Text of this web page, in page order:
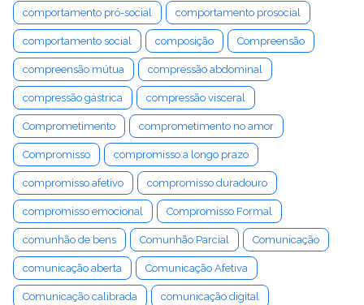
comportamento pró-social comportamento prosocial
comportamento social composição Compreensão
compreensão mútua compressão abdominal
compressão gástrica compressão visceral
Comprometimento comprometimento no amor
Compromisso compromisso a longo prazo
compromisso afetivo compromisso duradouro
compromisso emocional Compromisso Formal
comunhão de bens Comunhão Parcial Comunicação
comunicação aberta Comunicação Afetiva
Comunicação calibrada comunicação digital